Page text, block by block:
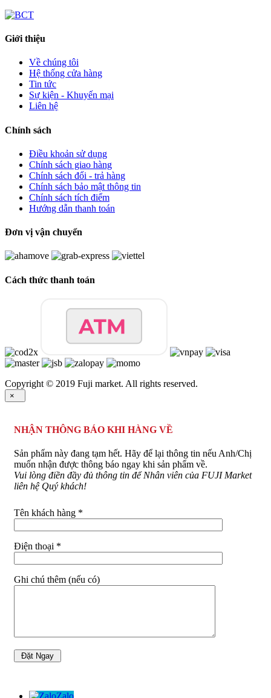
Giới thiệu
Về chúng tôi
Hệ thống cửa hàng
Tin tức
Sự kiện - Khuyến mại
Liên hệ
Chính sách
Điều khoản sử dụng
Chính sách giao hàng
Chính sách đổi - trả hàng
Chính sách bảo mật thông tin
Chính sách tích điểm
Hướng dẫn thanh toán
Đơn vị vận chuyển
Cách thức thanh toán
Copyright © 2019 Fuji market. All rights reserved.
×
NHẬN THÔNG BÁO KHI HÀNG VỀ
Sản phẩm này đang tạm hết. Hãy để lại thông tin nếu Anh/Chị
muốn nhận được thông báo ngay khi sản phẩm về.
Vui lòng điền đầy đủ thông tin để Nhân viên của FUJI Market
liên hệ Quý khách!
Tên khách hàng *
Điện thoại *
Ghi chú thêm (nếu có)